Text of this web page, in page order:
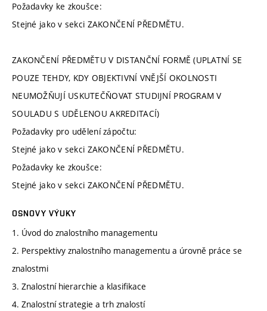
Požadavky ke zkoušce:
Stejné jako v sekci ZAKONČENÍ PŘEDMĚTU.
ZAKONČENÍ PŘEDMĚTU V DISTANČNÍ FORMĚ (UPLATNÍ SE
POUZE TEHDY, KDY OBJEKTIVNÍ VNĚJŠÍ OKOLNOSTI
NEUMOŽŇUJÍ USKUTEČŇOVAT STUDIJNÍ PROGRAM V
SOULADU S UDĚLENOU AKREDITACÍ)
Požadavky pro udělení zápočtu:
Stejné jako v sekci ZAKONČENÍ PŘEDMĚTU.
Požadavky ke zkoušce:
Stejné jako v sekci ZAKONČENÍ PŘEDMĚTU.
OSNOVY VÝUKY
1. Úvod do znalostního managementu
2. Perspektivy znalostního managementu a úrovně práce se
znalostmi
3. Znalostní hierarchie a klasifikace
4. Znalostní strategie a trh znalostí